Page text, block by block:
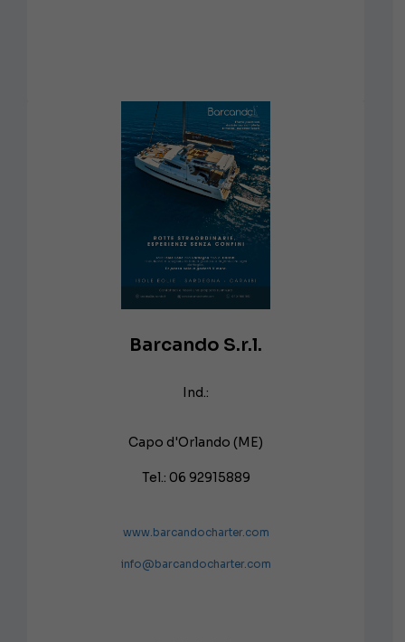
Barcando S.r.l.
Ind.:
Capo d'Orlando (ME)
Tel.: 06 92915889
www.barcandocharter.com
info@barcandocharter.com